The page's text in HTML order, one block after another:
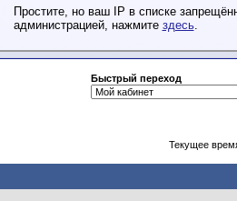
Простите, но ваш IP в списке
администрацией, нажмите здесь.
Быстрый переход
Текущее